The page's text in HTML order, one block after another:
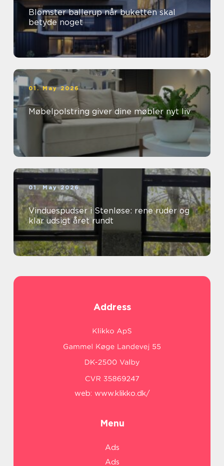
Blomster ballerup når buketten skal
betyde noget
01. May 2026
Møbelpolstring giver dine møbler nyt liv
01. May 2026
Vinduespudser i Stenløse: rene ruder og
klar udsigt året rundt
Address
web: www.klikko.dk/
Menu
Ads
Ads